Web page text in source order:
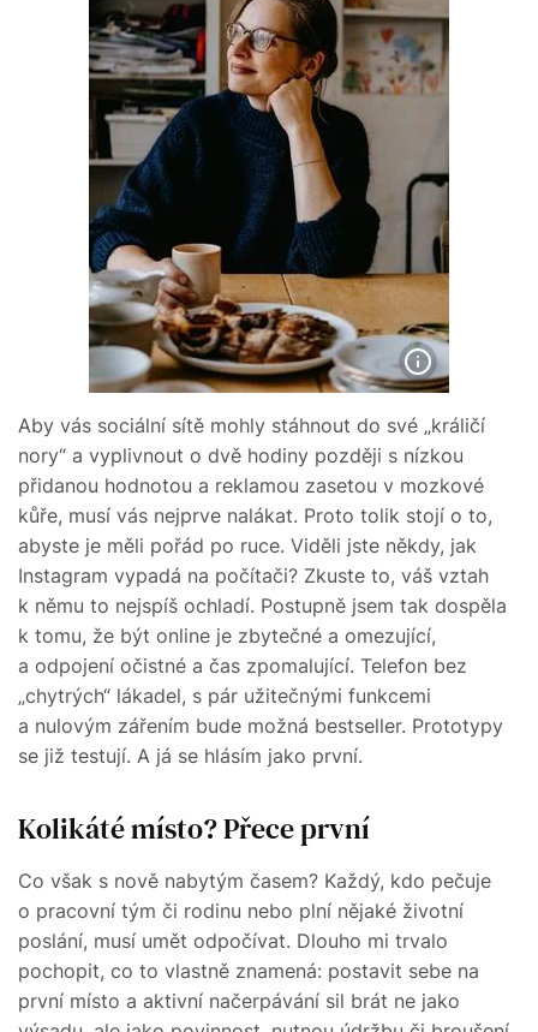
Aby vás sociální sítě mohly stáhnout do své „králičí
nory“ a vyplivnout o dvě hodiny později s nízkou
přidanou hodnotou a reklamou zasetou v mozkové
kůře, musí vás nejprve nalákat. Proto tolik stojí o to,
abyste je měli pořád po ruce. Viděli jste někdy, jak
Instagram vypadá na počítači? Zkuste to, váš vztah
k němu to nejspíš ochladí. Postupně jsem tak dospěla
k tomu, že být online je zbytečné a omezující,
a odpojení očistné a čas zpomalující. Telefon bez
„chytrých“ lákadel, s pár užitečnými funkcemi
a nulovým zářením bude možná bestseller. Prototypy
se již testují. A já se hlásím jako první.
Kolikáté místo? Přece první
Co však s nově nabytým časem? Každý, kdo pečuje
o pracovní tým či rodinu nebo plní nějaké životní
poslání, musí umět odpočívat. Dlouho mi trvalo
pochopit, co to vlastně znamená: postavit sebe na
první místo a aktivní načerpávání sil brát ne jako